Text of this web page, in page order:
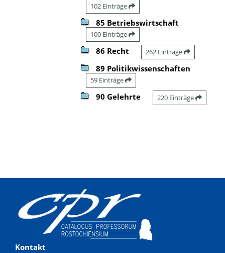
102 Einträge
85 Betriebswirtschaft
100 Einträge
86 Recht 262 Einträge
89 Politikwissenschaften
59 Einträge
90 Gelehrte 220 Einträge
Kontakt